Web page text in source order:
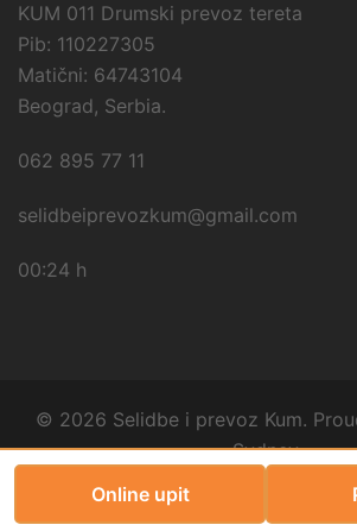
Online upit
KUM 011 Drumski prevoz tereta
Pib: 110227305
Matični: 64743104
Beograd, Serbia.
062 895 77 11
selidbeiprevozkum@gmail.com
00:24 h
© 2026 Selidbe i prevoz Kum.
Sydney